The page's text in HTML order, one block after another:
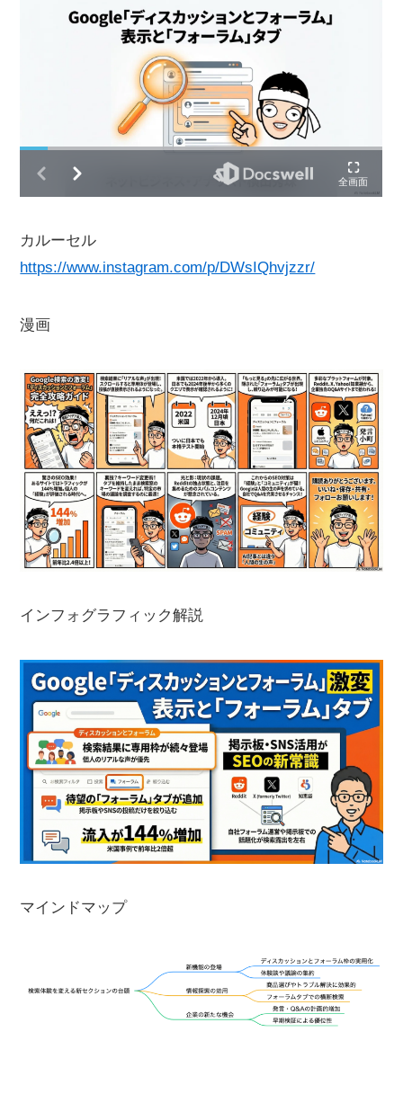
カルーセル
https://www.instagram.com/p/DWsIQhvjzzr/
漫画
インフォグラフィック解説
マインドマップ